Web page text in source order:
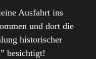
Ausfahrt ins
und dort die
historischer
besichtigt!